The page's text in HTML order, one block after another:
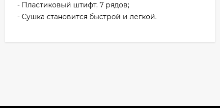
- Пластиковый штифт, 7 рядов;
- Сушка становится быстрой и легкой.